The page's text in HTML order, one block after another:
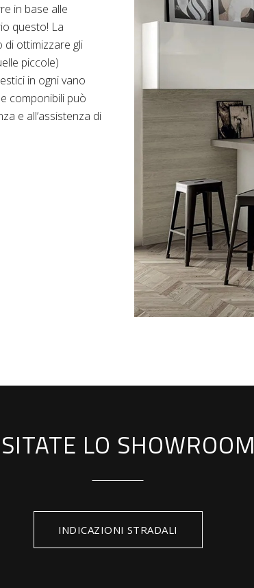
in base alle
questo! La
di ottimizzare gli
piccole)
in ogni vano
componibili può
e all’assistenza di
LO SHOWROOM
INDICAZIONI STRADALI